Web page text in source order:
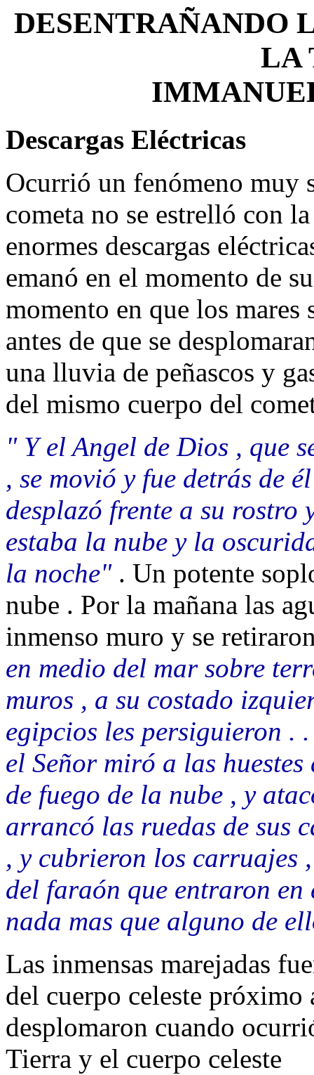
DESENTRAÑANDO
LA
Descargas Eléctricas
Ocurrió un fenómeno muy
cometa no se estrelló con
enormes descargas
emanó en el momento de
momento en que los mares
antes de que se
una lluvia de peñascos y
del mismo cuerpo del
" Y el Angel de Dios , que
, se movió y fue detrás de
desplazó frente a su rostro
estaba la nube y la
la noche". Un potente
nube . Por la mañana las
inmenso muro y se
en medio del mar sobre
muros , a su costado
egipcios les persiguieron .
el Señor miró a las
de fuego de la nube , y
arrancó las ruedas de sus
, y cubrieron los carruajes
del faraón que entraron
nada mas que alguno de
Las inmensas marejadas
del cuerpo celeste próximo
desplomaron cuando
Tierra y el cuerpo celeste